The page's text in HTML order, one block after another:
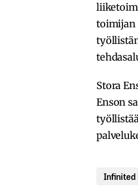
toimijan
Stora
Enson
Infinited